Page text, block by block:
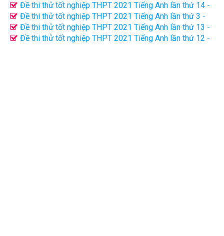
Minh Trang
Đề thi thử tốt nghiệp THPT 2021 Tiếng Anh lần thứ 14 -
Cô Phạm Liễu
Đề thi thử tốt nghiệp THPT 2021 Tiếng Anh lần thứ 3 -
Cô Mai Vân
Đề thi thử tốt nghiệp THPT 2021 Tiếng Anh lần thứ 13 -
Cô Phạm Liễu
Đề thi thử tốt nghiệp THPT 2021 Tiếng Anh lần thứ 12 -